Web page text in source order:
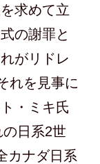
求めて立
の謝罪と
がリドレ
れを見事に
・ミキ氏
日系2世
カナダ日系